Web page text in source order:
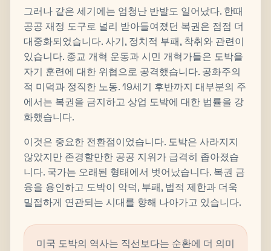
그러나 같은 세기에는 엄청난 반발도 일어났다. 한때
공공 재정 도구로 널리 받아들여졌던 복권은 점점 더
대중화되었습니다. 사기, 정치적 부패, 착취와 관련이
있습니다. 종교 개혁 운동과 시민 개혁가들은 도박을
자기 훈련에 대한 위협으로 공격했습니다. 공화주의
적 미덕과 정직한 노동. 19세기 후반까지 대부분의 주
에서는 복권을 금지하고 상업 도박에 대한 법률을 강
화했습니다.
이것은 중요한 전환점이었습니다. 도박은 사라지지
않았지만 존경할만한 공공 지위가 급격히 좁아졌습
니다. 국가는 오래된 형태에서 벗어났습니다. 복권 금
융을 용인하고 도박이 악덕, 부패, 법적 제한과 더욱
밀접하게 연관되는 시대를 향해 나아가고 있습니다.
미국 도박의 역사는 직선보다는 순환에 더 의미